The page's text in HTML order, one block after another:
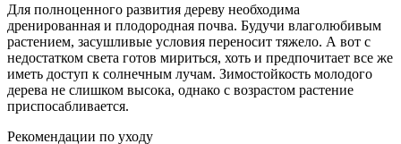
Для полноценного развития дереву необходима
дренированная и плодородная почва. Будучи влаголюбивым
растением, засушливые условия переносит тяжело. А вот с
недостатком света готов мириться, хоть и предпочитает все же
иметь доступ к солнечным лучам. Зимостойкость молодого
дерева не слишком высока, однако с возрастом растение
приспосабливается.
Рекомендации по уходу